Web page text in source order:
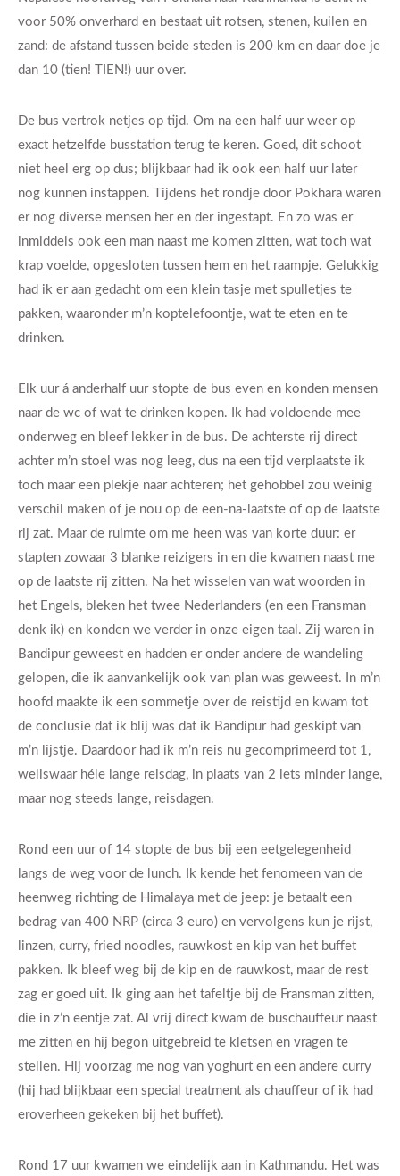
voor 50% onverhard en bestaat uit rotsen, stenen, kuilen en
zand: de afstand tussen beide steden is 200 km en daar doe je
dan 10 (tien! TIEN!) uur over.
De bus vertrok netjes op tijd. Om na een half uur weer op
exact hetzelfde busstation terug te keren. Goed, dit schoot
niet heel erg op dus; blijkbaar had ik ook een half uur later
nog kunnen instappen. Tijdens het rondje door Pokhara waren
er nog diverse mensen her en der ingestapt. En zo was er
inmiddels ook een man naast me komen zitten, wat toch wat
krap voelde, opgesloten tussen hem en het raampje. Gelukkig
had ik er aan gedacht om een klein tasje met spulletjes te
pakken, waaronder m’n koptelefoontje, wat te eten en te
drinken.
Elk uur á anderhalf uur stopte de bus even en konden mensen
naar de wc of wat te drinken kopen. Ik had voldoende mee
onderweg en bleef lekker in de bus. De achterste rij direct
achter m’n stoel was nog leeg, dus na een tijd verplaatste ik
toch maar een plekje naar achteren; het gehobbel zou weinig
verschil maken of je nou op de een-na-laatste of op de laatste
rij zat. Maar de ruimte om me heen was van korte duur: er
stapten zowaar 3 blanke reizigers in en die kwamen naast me
op de laatste rij zitten. Na het wisselen van wat woorden in
het Engels, bleken het twee Nederlanders (en een Fransman
denk ik) en konden we verder in onze eigen taal. Zij waren in
Bandipur geweest en hadden er onder andere de wandeling
gelopen, die ik aanvankelijk ook van plan was geweest. In m’n
hoofd maakte ik een sommetje over de reistijd en kwam tot
de conclusie dat ik blij was dat ik Bandipur had geskipt van
m’n lijstje. Daardoor had ik m’n reis nu gecomprimeerd tot 1,
weliswaar héle lange reisdag, in plaats van 2 iets minder lange,
maar nog steeds lange, reisdagen.
Rond een uur of 14 stopte de bus bij een eetgelegenheid
langs de weg voor de lunch. Ik kende het fenomeen van de
heenweg richting de Himalaya met de jeep: je betaalt een
bedrag van 400 NRP (circa 3 euro) en vervolgens kun je rijst,
linzen, curry, fried noodles, rauwkost en kip van het buffet
pakken. Ik bleef weg bij de kip en de rauwkost, maar de rest
zag er goed uit. Ik ging aan het tafeltje bij de Fransman zitten,
die in z’n eentje zat. Al vrij direct kwam de buschauffeur naast
me zitten en hij begon uitgebreid te kletsen en vragen te
stellen. Hij voorzag me nog van yoghurt en een andere curry
(hij had blijkbaar een special treatment als chauffeur of ik had
eroverheen gekeken bij het buffet).
Rond 17 uur kwamen we eindelijk aan in Kathmandu. Het was